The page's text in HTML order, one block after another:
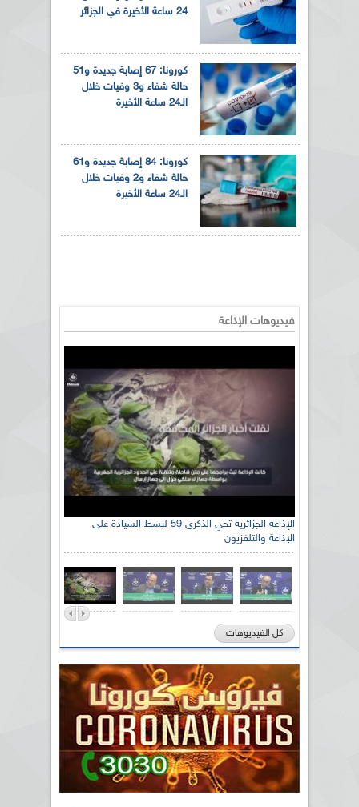
24 ساعة الأخيرة في الجزائر
كورونا: 67 إصابة جديدة و51
حالة شفاء و3 وفيات خلال
الـ24 ساعة الأخيرة
كورونا: 84 إصابة جديدة و61
حالة شفاء و2 وفيات خلال
الـ24 ساعة الأخيرة
فيديوهات الإذاعة
الإذاعة الجزائرية تحي الذكرى 59 لبسط السيادة على
الإذاعة والتلفزيون
كل الفيديوهات